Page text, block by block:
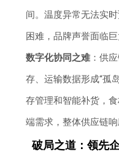
间。温度异常无法实
困难，品牌声誉面临巨
数字化协同之难 ：供
存、运输数据形成“孤
存管理和智能补货，
端需求，整体供应链响
破局之道：领先